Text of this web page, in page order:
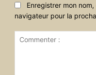
Enregistrer mon
navigateur pour la